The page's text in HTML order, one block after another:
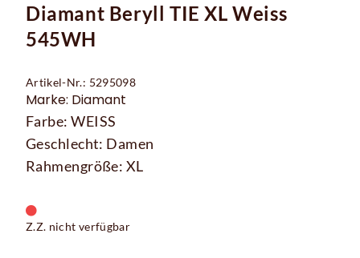
Diamant Beryll TIE XL Weiss
545WH
Artikel-Nr.: 5295098
Marke: Diamant
Farbe: WEISS
Geschlecht: Damen
Rahmengröße: XL
Z.Z. nicht verfügbar